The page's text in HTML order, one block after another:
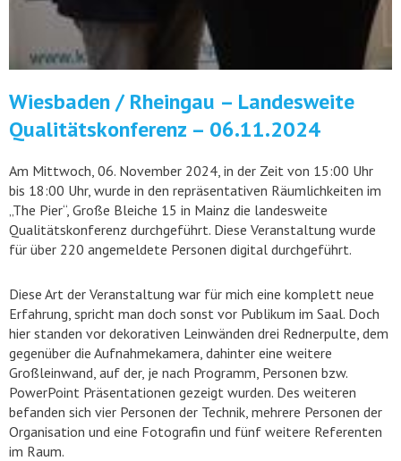
Wiesbaden / Rheingau – Landesweite
Qualitätskonferenz – 06.11.2024
Am Mittwoch, 06. November 2024, in der Zeit von 15:00 Uhr
bis 18:00 Uhr, wurde in den repräsentativen Räumlichkeiten im
„The Pier“, Große Bleiche 15 in Mainz die landesweite
Qualitätskonferenz durchgeführt. Diese Veranstaltung wurde
für über 220 angemeldete Personen digital durchgeführt.
Diese Art der Veranstaltung war für mich eine komplett neue
Erfahrung, spricht man doch sonst vor Publikum im Saal. Doch
hier standen vor dekorativen Leinwänden drei Rednerpulte, dem
gegenüber die Aufnahmekamera, dahinter eine weitere
Großleinwand, auf der, je nach Programm, Personen bzw.
PowerPoint Präsentationen gezeigt wurden. Des weiteren
befanden sich vier Personen der Technik, mehrere Personen der
Organisation und eine Fotografin und fünf weitere Referenten
im Raum.